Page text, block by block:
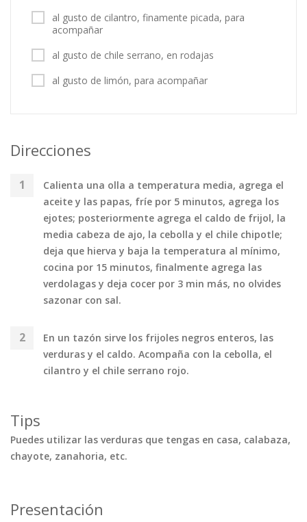
al gusto de cilantro, finamente picada, para
acompañar
al gusto de chile serrano, en rodajas
al gusto de limón, para acompañar
Direcciones
Calienta una olla a temperatura media, agrega el
aceite y las papas, fríe por 5 minutos, agrega los
ejotes; posteriormente agrega el caldo de frijol, la
media cabeza de ajo, la cebolla y el chile chipotle;
deja que hierva y baja la temperatura al mínimo,
cocina por 15 minutos, finalmente agrega las
verdolagas y deja cocer por 3 min más, no olvides
sazonar con sal.
En un tazón sirve los frijoles negros enteros, las
verduras y el caldo. Acompaña con la cebolla, el
cilantro y el chile serrano rojo.
Tips
Puedes utilizar las verduras que tengas en casa, calabaza,
chayote, zanahoria, etc.
Presentación